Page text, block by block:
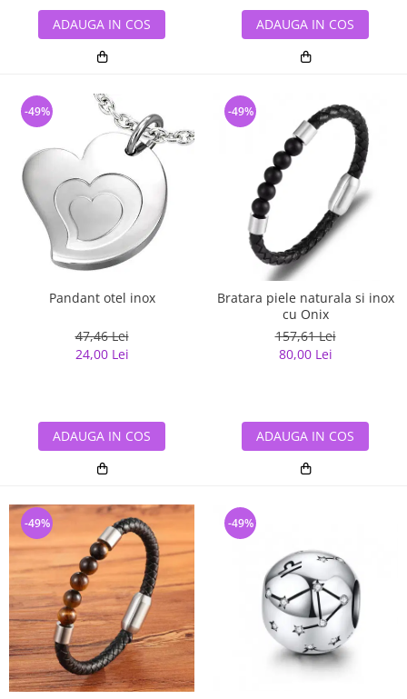
ADAUGA IN COS ADAUGA IN COS
Pandant otel inox
47,46 Lei
24,00 Lei
-49%
ADAUGA IN COS
Bratara piele naturala si inox
cu Onix
157,61 Lei
80,00 Lei
-49%
ADAUGA IN COS
-49% -49%